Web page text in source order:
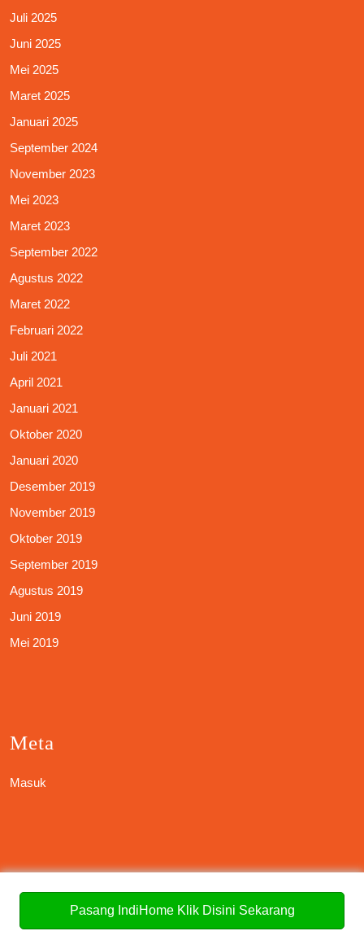
Juli 2025
Juni 2025
Mei 2025
Maret 2025
Januari 2025
September 2024
November 2023
Mei 2023
Maret 2023
September 2022
Agustus 2022
Maret 2022
Februari 2022
Juli 2021
April 2021
Januari 2021
Oktober 2020
Januari 2020
Desember 2019
November 2019
Oktober 2019
September 2019
Agustus 2019
Juni 2019
Mei 2019
Meta
Masuk
Pasang IndiHome Klik Disini Sekarang